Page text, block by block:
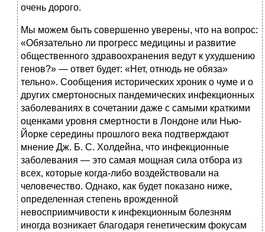
очень дорого.
Мы можем быть совершенно уверены, что на вопрос:
«Обязательно ли прогресс медицины и развитие
общественного здравоохранения ведут к ухудшению
генов?» — ответ будет: «Нет, отнюдь не обяза»
тельно». Сообщения исторических хроник о чуме и о
других смертоносных пандемических инфекционных
заболеваниях в сочетании даже с самыми краткими
оценками уровня смертности в Лондоне или Нью-
Йорке середины прошлого века подтверждают
мнение Дж. Б. С. Холдейна, что инфекционные
заболевания — это самая мощная сила отбора из
всех, которые когда-либо воздействовали на
человечество. Однако, как будет показано ниже,
определенная степень врожденной
невосприимчивости к инфекционным болезням
иногда возникает благодаря генетическим фокусам